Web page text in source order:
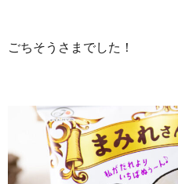
ごちそうさまでした！